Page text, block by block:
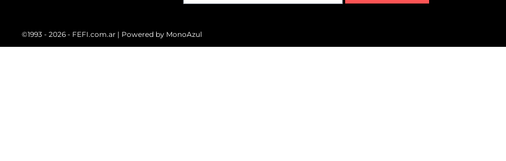
©1993 - 2026 - FEFI.com.ar | Powered by MonoAzul